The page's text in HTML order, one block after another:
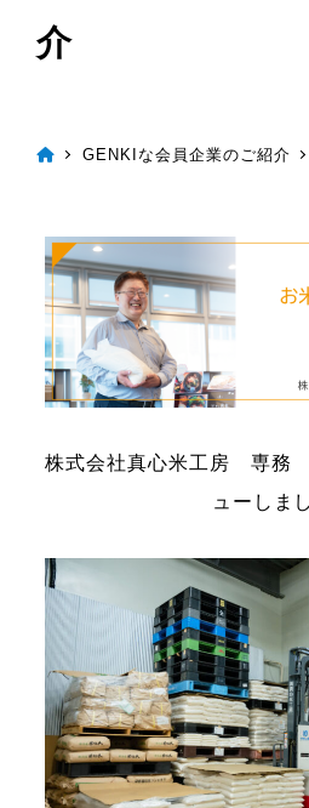
介
GENKIな会員企業のご紹介
株式会社真心米工房 専務
ューしま